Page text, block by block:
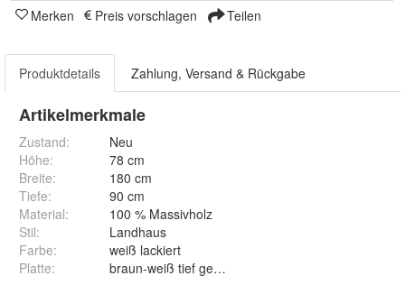
Merken Preis vorschlagen Teilen
Produktdetails Zahlung, Versand & Rückgabe
Artikelmerkmale
Zustand:
Neu
Höhe:
78 cm
Breite:
180 cm
Tiefe:
90 cm
Material:
100 % Massivholz
Stil:
Landhaus
Farbe:
weiß lackiert
Platte: braun-weiß tief gebürstet